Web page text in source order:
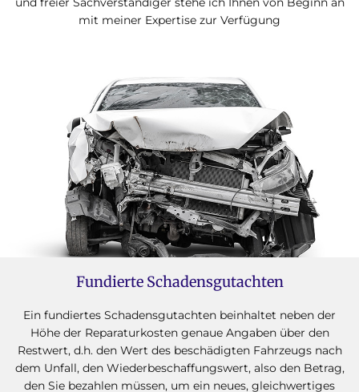
mit meiner Expertise zur Verfügung
Fundierte Schadensgutachten
Ein fundiertes Schadensgutachten beinhaltet neben der
Höhe der Reparaturkosten genaue Angaben über den
Restwert, d.h. den Wert des beschädigten Fahrzeugs nach
dem Unfall, den Wiederbeschaffungswert, also den Betrag,
den Sie bezahlen müssen, um ein neues, gleichwertiges